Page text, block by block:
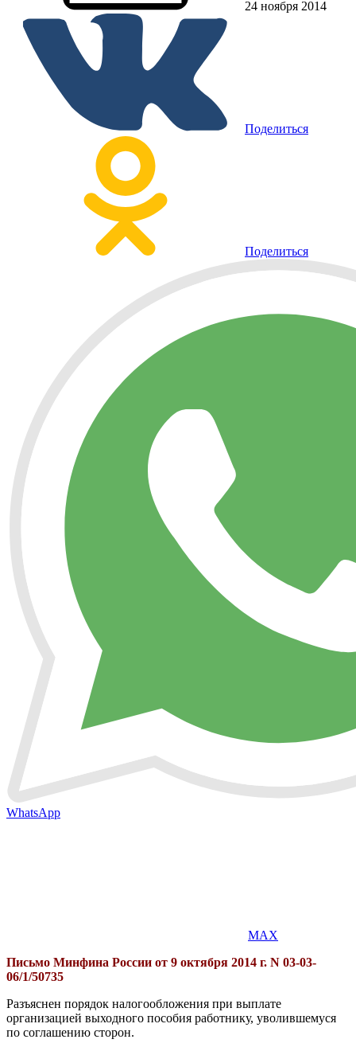
24 ноября 2014
Поделиться
Поделиться
WhatsApp
MAX
Письмо Минфина России от 9 октября 2014 г. N 03-03-
06/1/50735
Разъяснен порядок налогообложения при выплате
организацией выходного пособия работнику, уволившемуся
по соглашению сторон.